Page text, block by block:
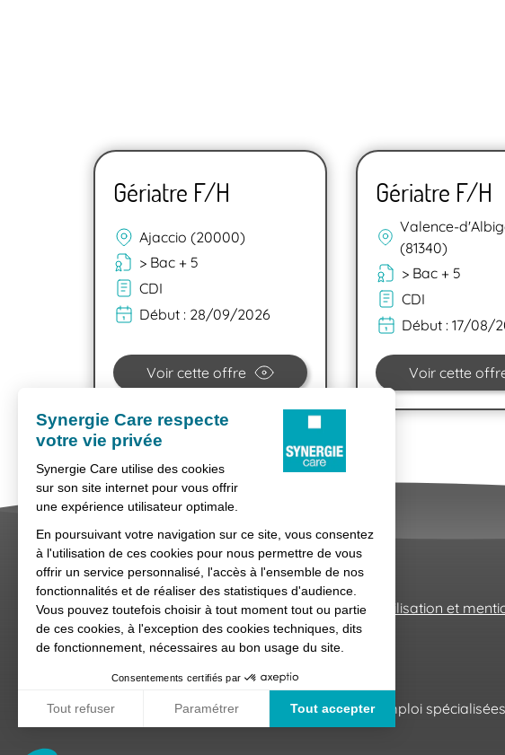
Gériatre F/H
Ajaccio (20000)
> Bac + 5
CDI
Début : 28/09/2026
Voir cette offre
Gériatre F/H
Valence-
(81340)
> Bac + 5
CDI
Début : 17/08/
Voir cette
Nous contacter Conditions générales d'utilisation et
Synergie Care, réseau d'agences d'emploi